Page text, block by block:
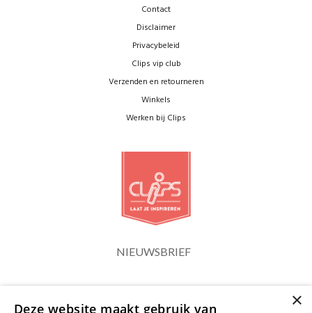
Contact
Disclaimer
Privacybeleid
Clips vip club
Verzenden en retourneren
Winkels
Werken bij Clips
NIEUWSBRIEF
×
Deze website maakt gebruik van